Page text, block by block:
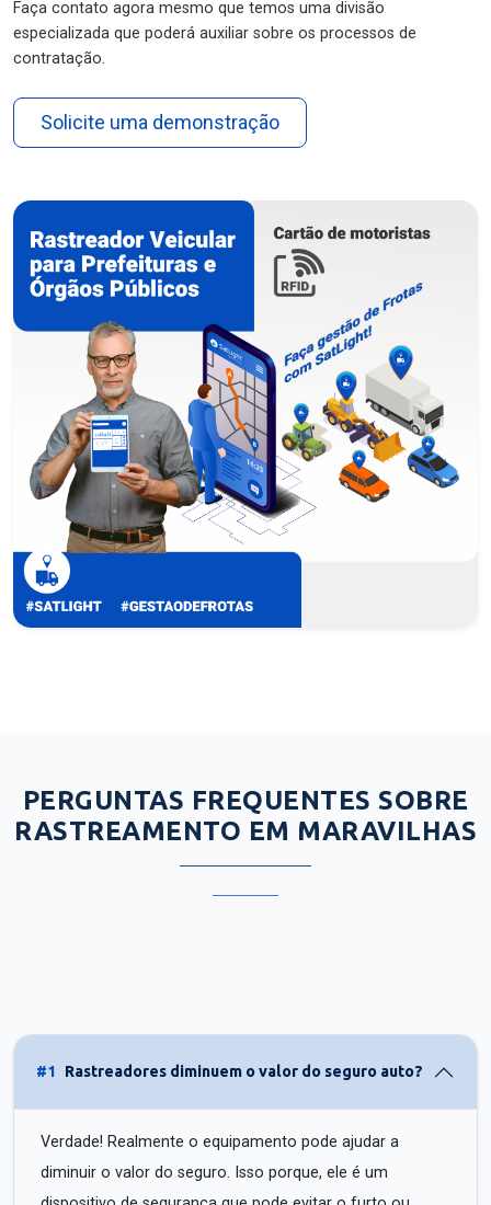
Faça contato agora mesmo que temos uma divisão
especializada que poderá auxiliar sobre os processos de
contratação.
Solicite uma demonstração
PERGUNTAS FREQUENTES SOBRE
RASTREAMENTO EM MARAVILHAS
#1 Rastreadores diminuem o valor do seguro auto?
Verdade! Realmente o equipamento pode ajudar a
diminuir o valor do seguro. Isso porque, ele é um